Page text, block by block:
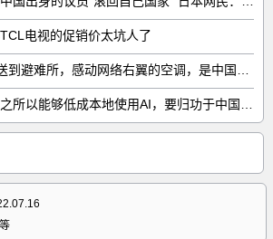
电视的促销价太坑人了